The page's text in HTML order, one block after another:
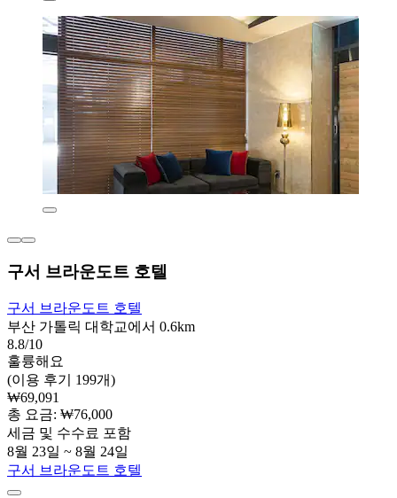
구서 브라운도트 호텔
구서 브라운도트 호텔
부산 가톨릭 대학교에서 0.6km
8.8/10
훌륭해요
(이용 후기 199개)
₩69,091
총 요금: ₩76,000
세금 및 수수료 포함
8월 23일 ~ 8월 24일
구서 브라운도트 호텔